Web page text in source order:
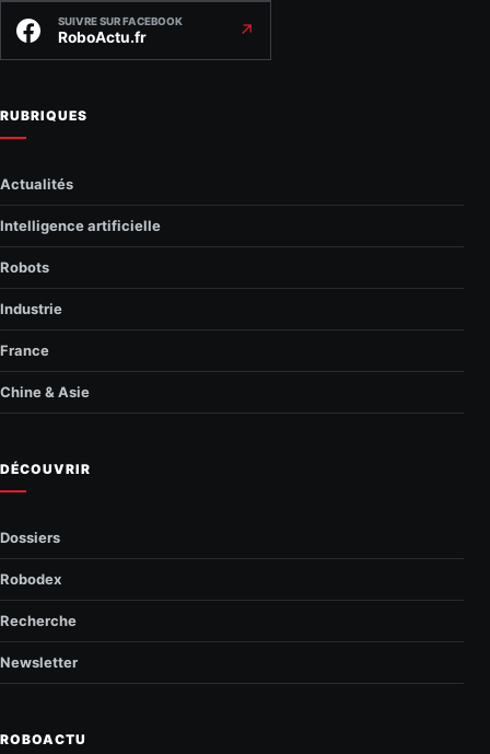
SUIVRE SUR FACEBOOK
RoboActu.fr ↗
RUBRIQUES
Actualités
Intelligence artificielle
Robots
Industrie
France
Chine & Asie
DÉCOUVRIR
Dossiers
Robodex
Recherche
Newsletter
ROBOACTU